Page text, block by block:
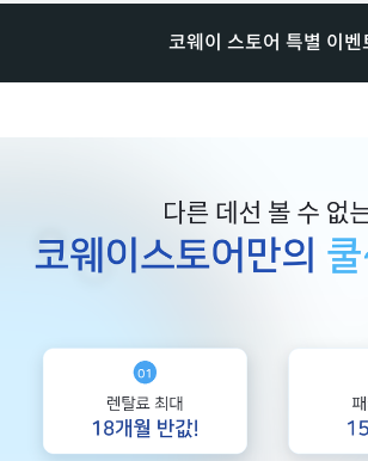
코웨이 스토어 특별 이벤